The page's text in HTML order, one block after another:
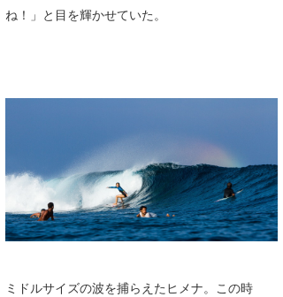
ね！」と目を輝かせていた。
ミドルサイズの波を捕らえたヒメナ。この時
Romisea